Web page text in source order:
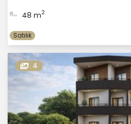
48 m2
Satılık
4